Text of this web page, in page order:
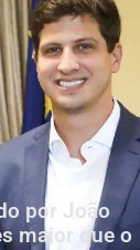
por João
maior que o